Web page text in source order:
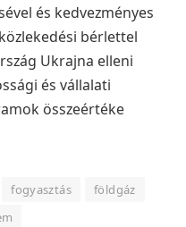
és kedvezményes
bérlettel
Ukrajna elleni
és vállalati
összeértéke
fogyasztás
földgáz